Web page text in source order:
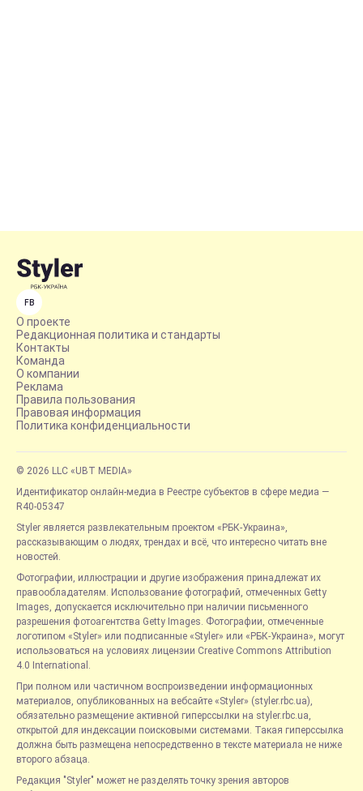
FB
О проекте
Редакционная политика и стандарты
Контакты
Команда
О компании
Реклама
Правила пользования
Правовая информация
Политика конфиденциальности
© 2026 LLC «UBT MEDIA»
Идентификатор онлайн-медиа в Реестре субъектов в сфере медиа —
R40-05347
Styler является развлекательным проектом «РБК-Украина»,
рассказывающим о людях, трендах и всё, что интересно читать вне
новостей.
Фотографии, иллюстрации и другие изображения принадлежат их
правообладателям. Использование фотографий, отмеченных Getty
Images, допускается исключительно при наличии письменного
разрешения фотоагентства Getty Images. Фотографии, отмеченные
логотипом «Styler» или подписанные «Styler» или «РБК-Украина», могут
использоваться на условиях лицензии Creative Commons Attribution
4.0 International.
При полном или частичном воспроизведении информационных
материалов, опубликованных на вебсайте «Styler» (styler.rbc.ua),
обязательно размещение активной гиперссылки на styler.rbc.ua,
открытой для индексации поисковыми системами. Такая гиперссылка
должна быть размещена непосредственно в тексте материала не ниже
второго абзаца.
Редакция "Styler" может не разделять точку зрения авторов